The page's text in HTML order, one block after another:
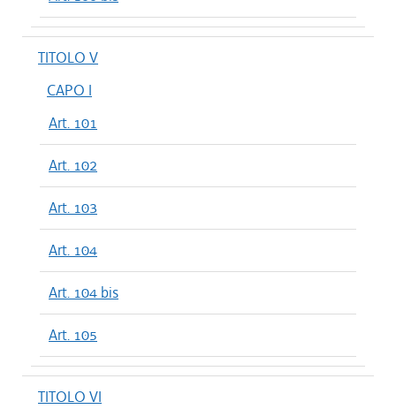
TITOLO V
CAPO I
Art. 101
Art. 102
Art. 103
Art. 104
Art. 104 bis
Art. 105
TITOLO VI